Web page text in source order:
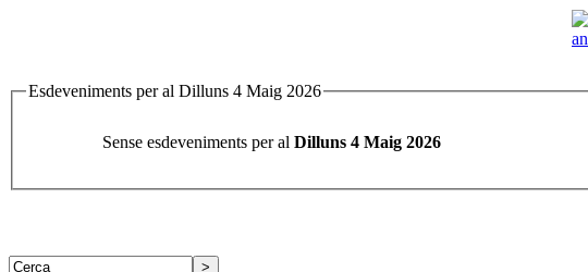
Esdeveniments per al Dilluns 4 Maig 2026
Sense esdeveniments per al Dilluns 4 Maig 2026